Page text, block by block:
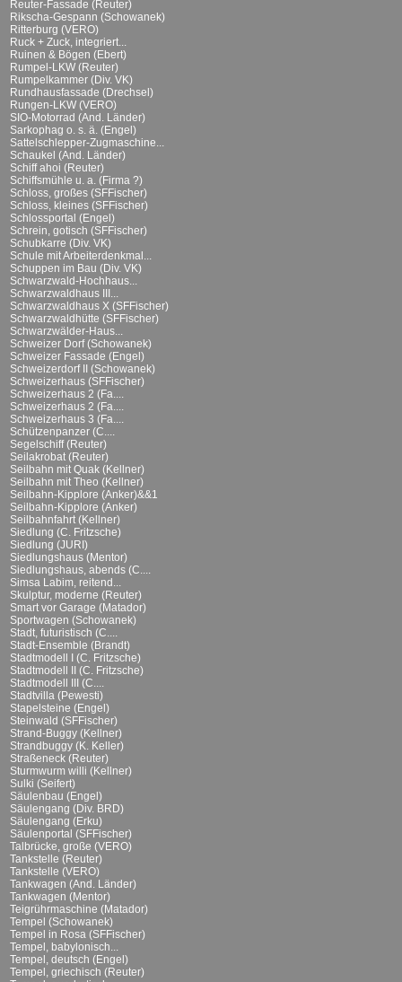
Reuter-Fassade (Reuter)
Rikscha-Gespann (Schowanek)
Ritterburg (VERO)
Ruck + Zuck, integriert...
Ruinen & Bögen (Ebert)
Rumpel-LKW (Reuter)
Rumpelkammer (Div. VK)
Rundhausfassade (Drechsel)
Rungen-LKW (VERO)
SIO-Motorrad (And. Länder)
Sarkophag o. s. ä. (Engel)
Sattelschlepper-Zugmaschine...
Schaukel (And. Länder)
Schiff ahoi (Reuter)
Schiffsmühle u. a. (Firma ?)
Schloss, großes (SFFischer)
Schloss, kleines (SFFischer)
Schlossportal (Engel)
Schrein, gotisch (SFFischer)
Schubkarre (Div. VK)
Schule mit Arbeiterdenkmal...
Schuppen im Bau (Div. VK)
Schwarzwald-Hochhaus...
Schwarzwaldhaus III...
Schwarzwaldhaus X (SFFischer)
Schwarzwaldhütte (SFFischer)
Schwarzwälder-Haus...
Schweizer Dorf (Schowanek)
Schweizer Fassade (Engel)
Schweizerdorf II (Schowanek)
Schweizerhaus (SFFischer)
Schweizerhaus 2 (Fa....
Schweizerhaus 2 (Fa....
Schweizerhaus 3 (Fa....
Schützenpanzer (C....
Segelschiff (Reuter)
Seilakrobat (Reuter)
Seilbahn mit Quak (Kellner)
Seilbahn mit Theo (Kellner)
Seilbahn-Kipplore (Anker)&&1
Seilbahn-Kipplore (Anker)
Seilbahnfahrt (Kellner)
Siedlung (C. Fritzsche)
Siedlung (JURI)
Siedlungshaus (Mentor)
Siedlungshaus, abends (C....
Simsa Labim, reitend...
Skulptur, moderne (Reuter)
Smart vor Garage (Matador)
Sportwagen (Schowanek)
Stadt, futuristisch (C....
Stadt-Ensemble (Brandt)
Stadtmodell I (C. Fritzsche)
Stadtmodell II (C. Fritzsche)
Stadtmodell III (C....
Stadtvilla (Pewesti)
Stapelsteine (Engel)
Steinwald (SFFischer)
Strand-Buggy (Kellner)
Strandbuggy (K. Keller)
Straßeneck (Reuter)
Sturmwurm willi (Kellner)
Sulki (Seifert)
Säulenbau (Engel)
Säulengang (Div. BRD)
Säulengang (Erku)
Säulenportal (SFFischer)
Talbrücke, große (VERO)
Tankstelle (Reuter)
Tankstelle (VERO)
Tankwagen (And. Länder)
Tankwagen (Mentor)
Teigrührmaschine (Matador)
Tempel (Schowanek)
Tempel in Rosa (SFFischer)
Tempel, babylonisch...
Tempel, deutsch (Engel)
Tempel, griechisch (Reuter)